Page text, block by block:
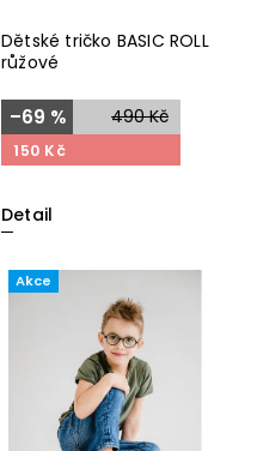
Dětské tričko BASIC ROLL
růžové
490 Kč
–69 %
150 Kč
Detail
Akce